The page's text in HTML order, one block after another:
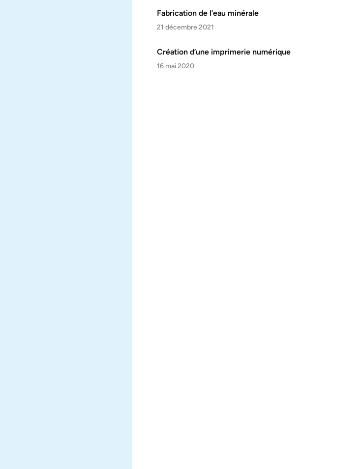
Fabrication de l’eau minérale
21 décembre 2021
Création d’une imprimerie numérique
16 mai 2020